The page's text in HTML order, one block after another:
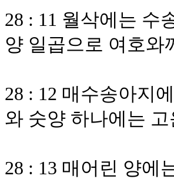
28 : 11 월삭에는 수
양 일곱으로 여호와
28 : 12 매수송아지
와 숫양 하나에는
28 : 13 매어린 양에